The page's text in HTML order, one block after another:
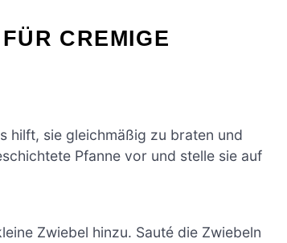
CREMIGE
hilft, sie gleichmäßig zu braten und
Pfanne vor und stelle sie auf
Zwiebel hinzu. Sauté die Zwiebeln